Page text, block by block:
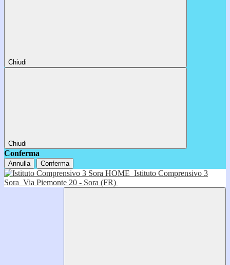
Chiudi
Chiudi
Conferma
Annulla Conferma
HOME Istituto Comprensivo 3
Sora Via Piemonte 20 - Sora (FR)